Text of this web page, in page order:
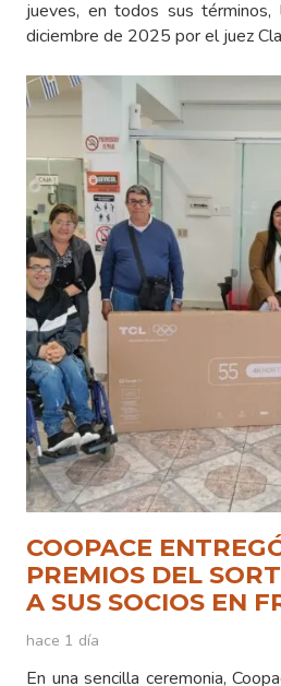
jueves, en todos sus términos,
diciembre de 2025 por el juez
COOPACE
PREMIOS DEL
A SUS SOCIOS EN
hace 1 día
En una sencilla ceremonia,